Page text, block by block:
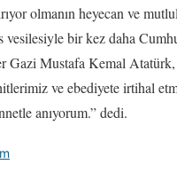
olmanın heyecan ve
vesilesiyle bir kez daha
Gazi Mustafa Kemal
ve ebediyete irtihal
anıyorum.” dedi.